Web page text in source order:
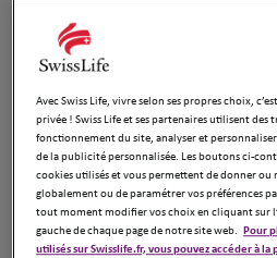
3
7.3 km
59950 Auby
Fermé
Avec Swiss Life, vivre selon ses propres choix,
privée ! Swiss Life et ses partenaires utilisent des
fonctionnement du site, analyser et
de la publicité personnalisée. Les boutons ci-
cookies utilisés et vous permettent de donner
globalement ou de paramétrer vos préférences
tout moment modifier vos choix en cliquant sur
gauche de chaque page de notre site web.
Pour
utilisés sur Swisslife.fr, vous pouvez accéder à